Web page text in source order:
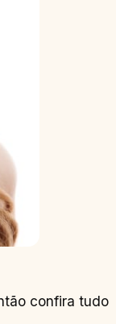
confira tudo